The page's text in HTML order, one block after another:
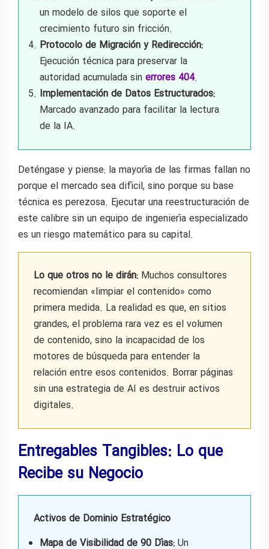
un modelo de silos que soporte el
crecimiento futuro sin fricción.
Protocolo de Migración y Redirección:
Ejecución técnica para preservar la
autoridad acumulada sin errores 404.
Implementación de Datos Estructurados:
Marcado avanzado para facilitar la lectura
de la IA.
Deténgase y piense: la mayoría de las firmas fallan no
porque el mercado sea difícil, sino porque su base
técnica es perezosa. Ejecutar una reestructuración de
este calibre sin un equipo de ingeniería especializado
es un riesgo matemático para su capital.
Lo que otros no le dirán: Muchos consultores
recomiendan «limpiar el contenido» como
primera medida. La realidad es que, en sitios
grandes, el problema rara vez es el volumen
de contenido, sino la incapacidad de los
motores de búsqueda para entender la
relación entre esos contenidos. Borrar páginas
sin una estrategia de AI es destruir activos
digitales.
Entregables Tangibles: Lo que
Recibe su Negocio
Activos de Dominio Estratégico
Mapa de Visibilidad de 90 Días: Un